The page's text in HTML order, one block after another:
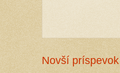
Novší príspevok